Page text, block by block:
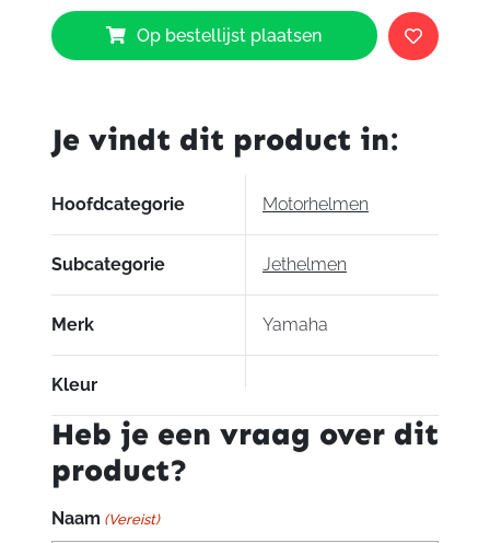
Yamaha
Faster
Sons
Grey
Op bestellijst plaatsen
Je vindt dit product in:
Hoofdcategorie Motorhelmen
Subcategorie Jethelmen
Merk Yamaha
Kleur
Heb je een vraag over dit
product?
Naam (Vereist)